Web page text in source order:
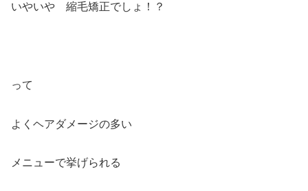
いやいや 縮毛矯正でしょ！？
って
よくヘアダメージの多い
メニューで挙げられる